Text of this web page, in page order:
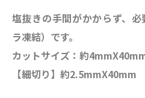
塩抜きの手間がかからず、
ラ凍結）です。
カットサイズ：約
【細切り】約2.5mmX40mm